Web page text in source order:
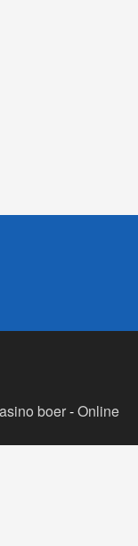
boer-Online